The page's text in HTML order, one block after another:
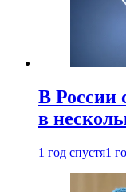
В России
в
1 год спустя1